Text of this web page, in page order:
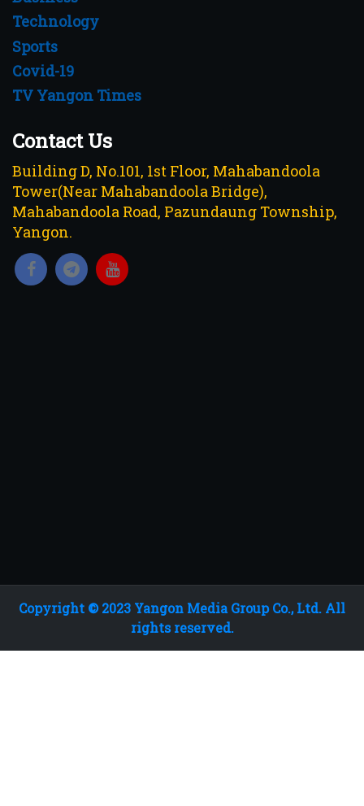
Technology
Sports
Covid-19
TV Yangon Times
Contact Us
Building D, No.101, 1st Floor, Mahabandoola
Tower(Near Mahabandoola Bridge),
Mahabandoola Road, Pazundaung Township,
Yangon.
Copyright © 2023 Yangon Media Group Co., Ltd. All
rights reserved.